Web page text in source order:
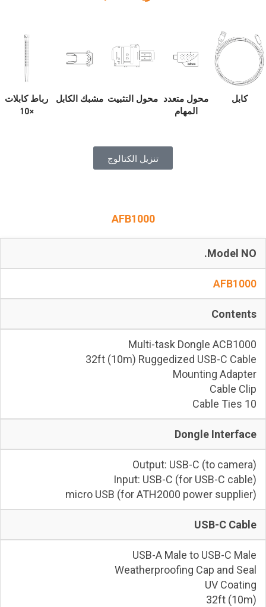
كابل محول متعدد
المهام
محول التثبيت مشبك الكابل رباط كابلات
×10
تنزيل الكتالوج
AFB1000
Model NO.
AFB1000
Contents
Multi-task Dongle ACB1000
32ft (10m) Ruggedized USB-C Cable
Mounting Adapter
Cable Clip
10 Cable Ties
Dongle Interface
Output: USB-C (to camera)
Input: USB-C (for USB-C cable)
micro USB (for ATH2000 power supplier)
USB-C Cable
USB-A Male to USB-C Male
Weatherproofing Cap and Seal
UV Coating
32ft (10m)